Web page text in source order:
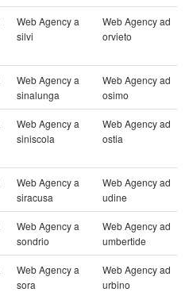
Web Agency a
silvi
Web Agency ad
orvieto
Web Agency a
sinalunga
Web Agency ad
osimo
Web Agency a
siniscola
Web Agency ad
ostia
Web Agency a
siracusa
Web Agency ad
udine
Web Agency a
sondrio
Web Agency ad
umbertide
Web Agency a
sora
Web Agency ad
urbino